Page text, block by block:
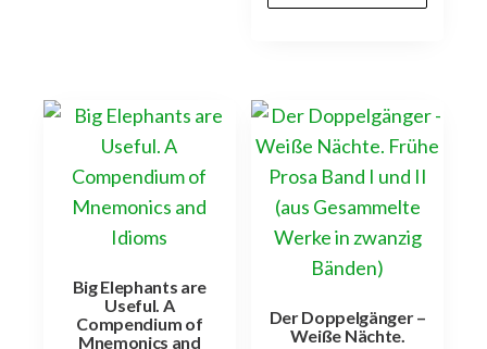
Big Elephants are
Useful. A
Compendium of
Mnemonics and
Der Doppelgänger –
Weiße Nächte.